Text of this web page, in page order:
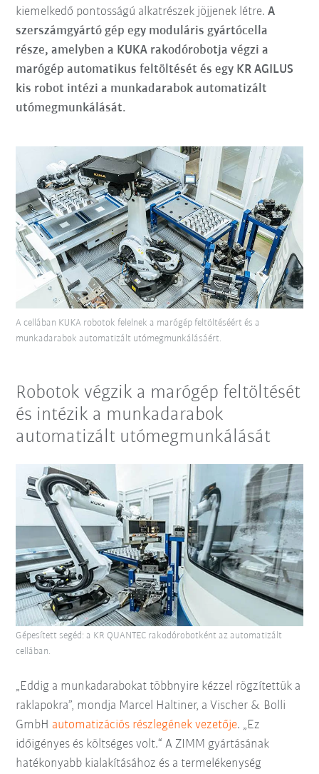
kiemelkedő pontosságú alkatrészek jöjjenek létre.A
szerszámgyártó gép egy moduláris gyártócella
része, amelyben a KUKA rakodórobotja végzi a
marógép automatikus feltöltését és egy KR AGILUS
kis robot intézi a munkadarabok automatizált
utómegmunkálását.
A cellában KUKA robotok felelnek a marógép feltöltéséért és a
munkadarabok automatizált utómegmunkálásáért.
Robotok végzik a marógép feltöltését
és intézik a munkadarabok
automatizált utómegmunkálását
„Eddig a munkadarabokat többnyire kézzel rögzítettük a
raklapokra”, mondja Marcel Haltiner, a Vischer & Bolli
GmbH automatizációs részlegének vezetője. „Ez
időigényes és költséges volt.“ A ZIMM gyártásának
hatékonyabb kialakításához és a termelékenység
Gépesített segéd: a KR QUANTEC rakodórobotként az automatizált
cellában.